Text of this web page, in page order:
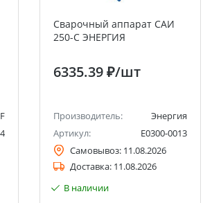
Сварочный аппарат САИ
250-С ЭНЕРГИЯ
6335.39 ₽/шт
Производитель:
Энергия
Артикул:
Е0300-0013
Самовывоз: 11.08.2026
Доставка: 11.08.2026
В наличии